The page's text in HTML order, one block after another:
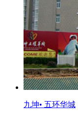
九坤• 五环华城